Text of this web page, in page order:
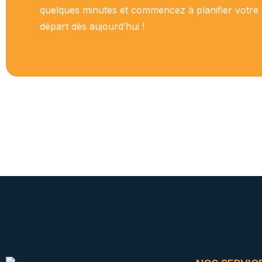
quelques minutes et commencez à planifier votre
départ dès aujourd’hui !